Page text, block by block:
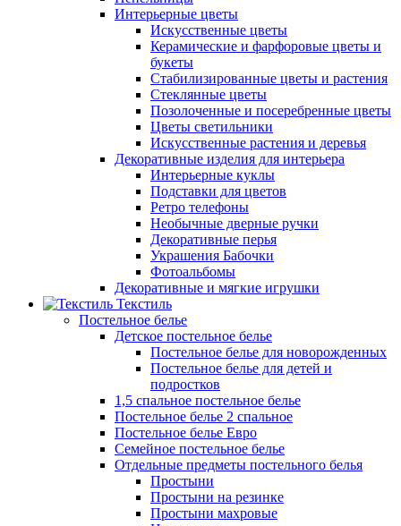
Интерьерные цветы
Искусственные цветы
Керамические и фарфоровые цветы и
букеты
Стабилизированные цветы и растения
Стеклянные цветы
Позолоченные и посеребренные цветы
Цветы светильники
Искусственные растения и деревья
Декоративные изделия для интерьера
Интерьерные куклы
Подставки для цветов
Ретро телефоны
Необычные дверные ручки
Декоративные перья
Украшения Бабочки
Фотоальбомы
Декоративные и мягкие игрушки
Текстиль
Постельное белье
Детское постельное белье
Постельное белье для новорожденных
Постельное белье для детей и
подростков
1,5 спальное постельное белье
Постельное белье 2 спальное
Постельное белье Евро
Семейное постельное белье
Отдельные предметы постельного белья
Простыни
Простыни на резинке
Простыни махровые